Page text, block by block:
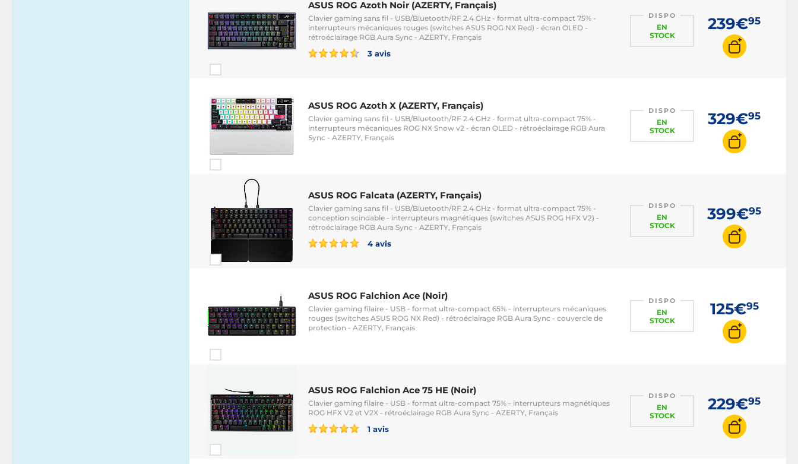
ASUS ROG Azoth Noir (AZERTY, Français)
Clavier gaming sans fil - USB/Bluetooth/RF 2.4 GHz - format ultra-compact 75% -
interrupteurs mécaniques rouges (switches ASUS ROG NX Red) - écran OLED -
rétroéclairage RGB Aura Sync - AZERTY, Français
3 avis
DISPO
EN
STOCK
239€95
ASUS ROG Azoth X (AZERTY, Français)
Clavier gaming sans fil - USB/Bluetooth/RF 2.4 GHz - format ultra-compact 75% -
interrupteurs mécaniques ROG NX Snow v2 - écran OLED - rétroéclairage RGB Aura
Sync - AZERTY, Français
DISPO
EN
STOCK
329€95
ASUS ROG Falcata (AZERTY, Français)
Clavier gaming sans fil - USB/Bluetooth/RF 2.4 GHz - format ultra-compact 75% -
conception scindable - interrupteurs magnétiques (switches ASUS ROG HFX V2) -
rétroéclairage RGB Aura Sync - AZERTY, Français
4 avis
DISPO
EN
STOCK
399€95
ASUS ROG Falchion Ace (Noir)
Clavier gaming filaire - USB - format ultra-compact 65% - interrupteurs mécaniques
rouges (switches ASUS ROG NX Red) - rétroéclairage RGB Aura Sync - couvercle de
protection - AZERTY, Français
DISPO
EN
STOCK
125€95
ASUS ROG Falchion Ace 75 HE (Noir)
Clavier gaming filaire - USB - format ultra-compact 75% - interrupteurs magnétiques
ROG HFX V2 et V2X - rétroéclairage RGB Aura Sync - AZERTY, Français
1 avis
DISPO
EN
STOCK
229€95